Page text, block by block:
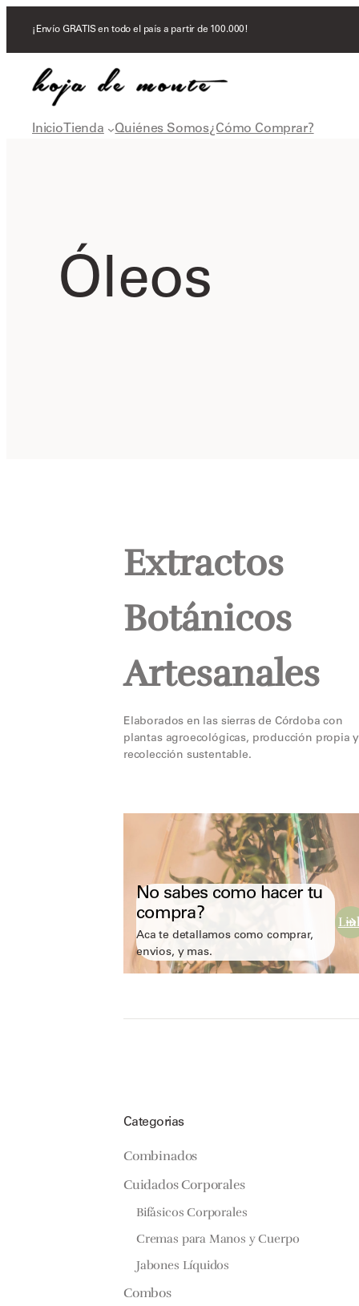
¡Envío GRATIS en todo el país a partir de 100.000!
Inicio Tienda Quiénes Somos¿Cómo Comprar?
Óleos
Extractos
Botánicos
Artesanales
Elaborados en las sierras de Córdoba con
plantas agroecológicas, producción propia y
recolección sustentable.
No sabes como hacer tu
compra?
Aca te detallamos como comprar,
envios, y mas.
Categorias
Combinados
Cuidados Corporales
Bifásicos Corporales
Cremas para Manos y Cuerpo
Jabones Líquidos
Combos
Search